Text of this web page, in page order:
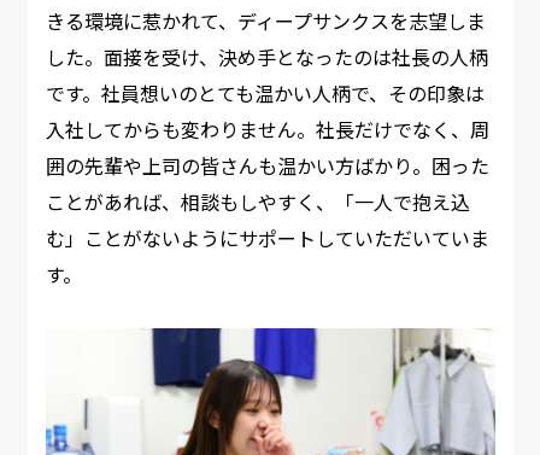
きる環境に惹かれて、ディープサンクスを志望しま
した。面接を受け、決め手となったのは社長の人柄
です。社員想いのとても温かい人柄で、その印象は
入社してからも変わりません。社長だけでなく、周
囲の先輩や上司の皆さんも温かい方ばかり。困った
ことがあれば、相談もしやすく、「一人で抱え込
む」ことがないようにサポートしていただいていま
す。​